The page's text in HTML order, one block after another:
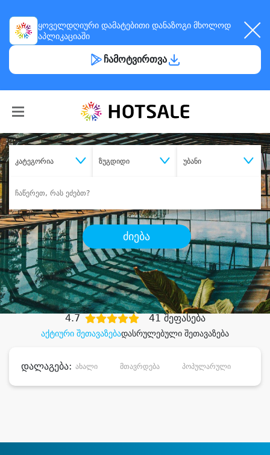
ყოველდღიური დამატებითი დანაზოგი მხოლოდ
აპლიკაციაში
ჩამოტვირთვა
კატეგორია ზუგდიდი უბანი
ძიება
შეიძინესასურველი მომსახურება
დიდი დანაზოგით
აქტიური შეთავაზებადასრულებული შეთავაზება
4.7 41 შეფასება
დალაგება: ახალი მთავრდება პოპულარული